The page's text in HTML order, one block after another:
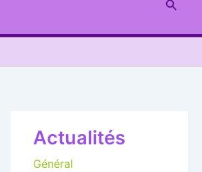
Actualités
Général